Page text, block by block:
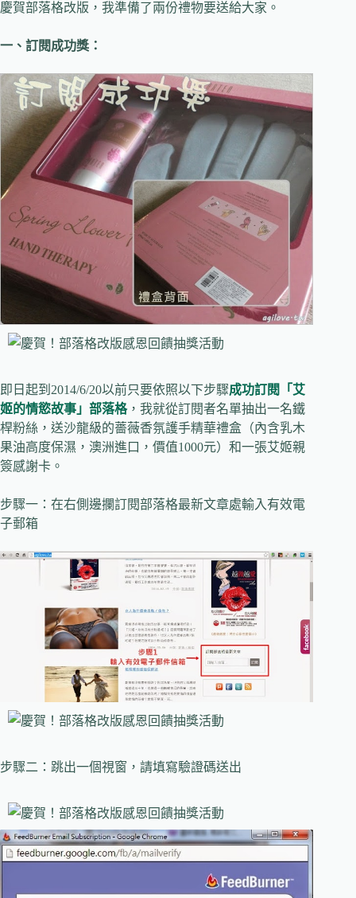
慶賀部落格改版，我準備了兩份禮物要送給大家。
一、訂閱成功獎：
即日起到2014/6/20以前只要依照以下步驟成功訂閱「艾
姬的情慾故事」部落格，我就從訂閱者名單抽出一名鐵
桿粉絲，送沙龍級的薔薇香氛護手精華禮盒（內含乳木
果油高度保濕，澳洲進口，價值1000元）和一張艾姬親
簽感謝卡。
步驟一：在右側邊攔訂閱部落格最新文章處輸入有效電
子郵箱
步驟二：跳出一個視窗，請填寫驗證碼送出